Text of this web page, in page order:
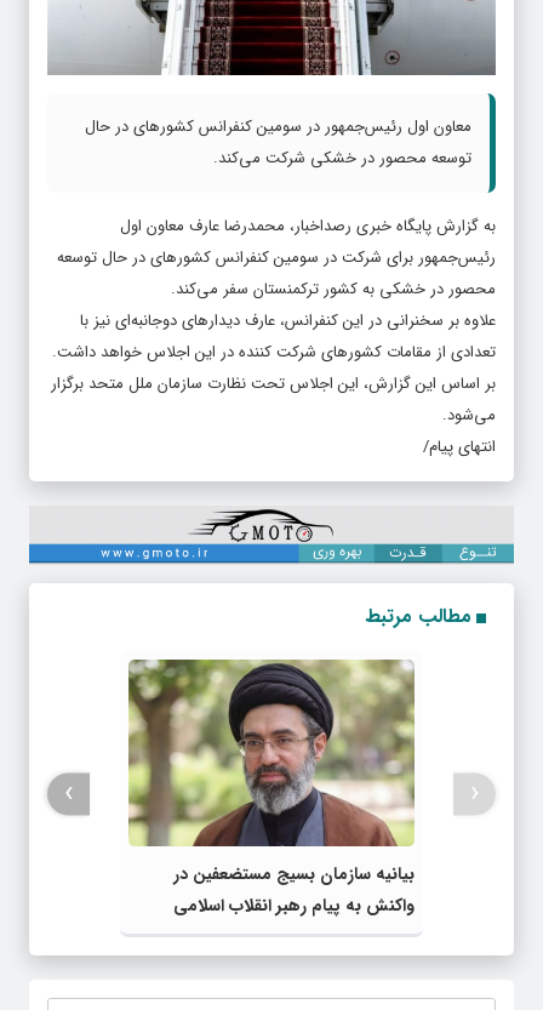
معاون اول رئیس‌جمهور در سومین کنفرانس کشورهای در حال
توسعه محصور در خشکی شرکت می‌کند.
به گزارش پایگاه خبری رصداخبار، محمدرضا عارف معاون اول
رئیس‌جمهور برای شرکت در سومین کنفرانس کشورهای در حال توسعه
محصور در خشکی به کشور ترکمنستان سفر می‌کند.
علاوه بر سخنرانی در این کنفرانس، عارف دیدارهای دوجانبه‌ای نیز با
تعدادی از مقامات کشورهای شرکت کننده در این اجلاس خواهد داشت.
بر اساس این گزارش، این اجلاس تحت نظارت سازمان ملل متحد برگزار
می‌شود.
انتهای پیام/
مطالب مرتبط
بیانیه سازمان بسیج مستضعفین در
واکنش به پیام رهبر انقلاب اسلامی
‹
›